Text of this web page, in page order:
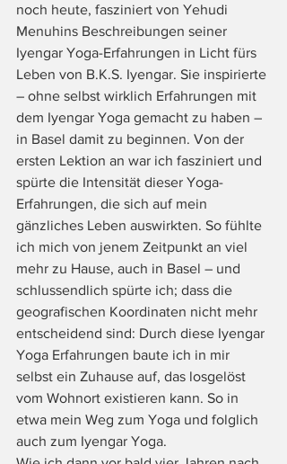
noch heute, fasziniert von Yehudi
Menuhins Beschreibungen seiner
Iyengar Yoga-Erfahrungen in Licht fürs
Leben von B.K.S. Iyengar. Sie inspirierte
– ohne selbst wirklich Erfahrungen mit
dem Iyengar Yoga gemacht zu haben –
in Basel damit zu beginnen. Von der
ersten Lektion an war ich fasziniert und
spürte die Intensität dieser Yoga-
Erfahrungen, die sich auf mein
gänzliches Leben auswirkten. So fühlte
ich mich von jenem Zeitpunkt an viel
mehr zu Hause, auch in Basel – und
schlussendlich spürte ich; dass die
geografischen Koordinaten nicht mehr
entscheidend sind: Durch diese Iyengar
Yoga Erfahrungen baute ich in mir
selbst ein Zuhause auf, das losgelöst
vom Wohnort existieren kann. So in
etwa mein Weg zum Yoga und folglich
auch zum Iyengar Yoga.